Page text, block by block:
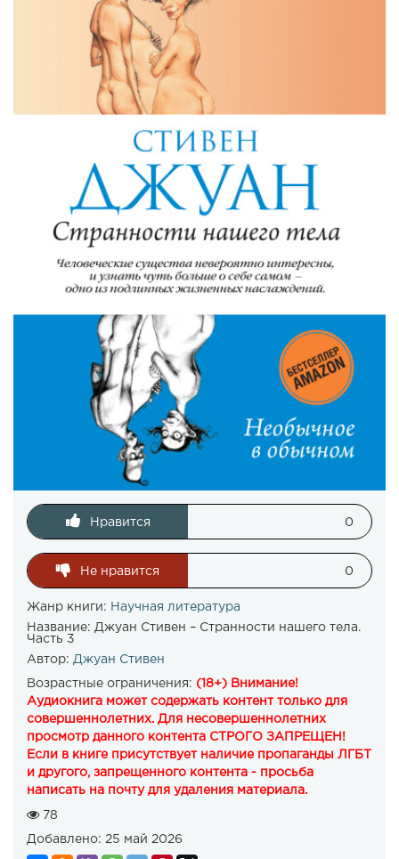
Нравится 0
Не нравится 0
Жанр книги: Научная литература
Название: Джуан Стивен – Странности нашего тела.
Часть 3
Автор: Джуан Стивен
Возрастные ограничения: (18+) Внимание!
Аудиокнига может содержать контент только для
совершеннолетних. Для несовершеннолетних
просмотр данного контента СТРОГО ЗАПРЕЩЕН!
Если в книге присутствует наличие пропаганды ЛГБТ
и другого, запрещенного контента - просьба
написать на почту для удаления материала.
78
Добавлено: 25 май 2026